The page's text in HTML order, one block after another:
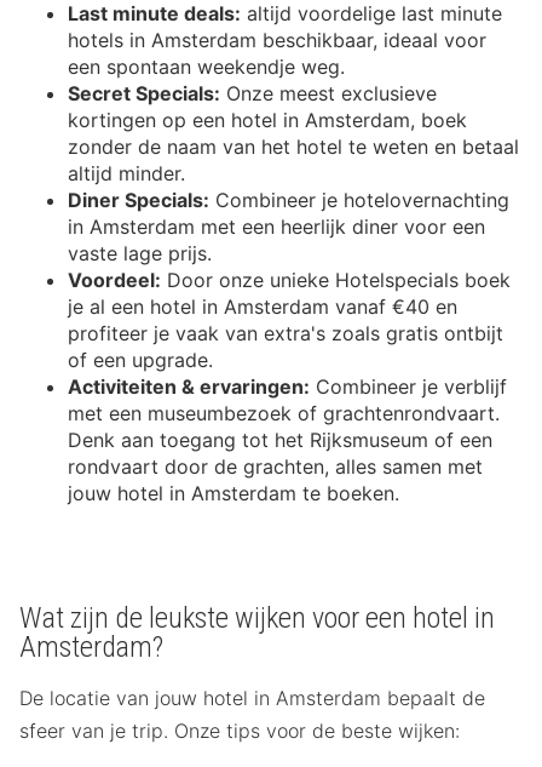
Last minute deals: altijd voordelige last minute
hotels in Amsterdam beschikbaar, ideaal voor
een spontaan weekendje weg.
Secret Specials: Onze meest exclusieve
kortingen op een hotel in Amsterdam, boek
zonder de naam van het hotel te weten en betaal
altijd minder.
Diner Specials: Combineer je hotelovernachting
in Amsterdam met een heerlijk diner voor een
vaste lage prijs.
Voordeel: Door onze unieke Hotelspecials boek
je al een hotel in Amsterdam vanaf €40 en
profiteer je vaak van extra's zoals gratis ontbijt
of een upgrade.
Activiteiten & ervaringen: Combineer je verblijf
met een museumbezoek of grachtenrondvaart.
Denk aan toegang tot het Rijksmuseum of een
rondvaart door de grachten, alles samen met
jouw hotel in Amsterdam te boeken.
Wat zijn de leukste wijken voor een hotel in
Amsterdam?
De locatie van jouw hotel in Amsterdam bepaalt de
sfeer van je trip. Onze tips voor de beste wijken: